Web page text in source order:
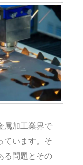
属加工業界で
ています。そ
る問題とその